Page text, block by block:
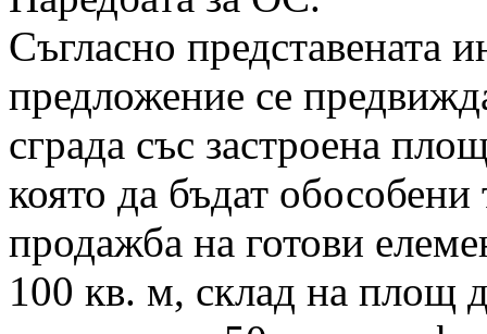
Съгласно представената
предложение се
сграда със застроена
която да бъдат обособени
продажба на готови
100 кв. м, склад на площ